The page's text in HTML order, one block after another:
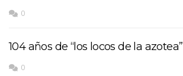
0
104 años de “los locos de la azotea”
0